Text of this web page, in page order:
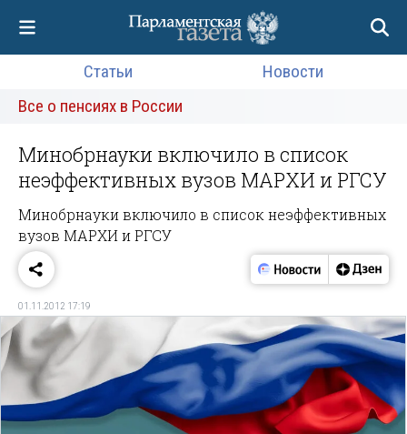
Статьи
Новости
Все о пенсиях в России
Минобрнауки включило в список
неэффективных вузов МАРХИ и РГСУ
Минобрнауки включило в список неэффективных
вузов МАРХИ и РГСУ
01.11.2012 17:19